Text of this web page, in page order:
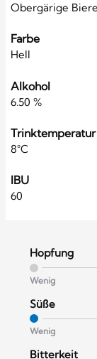
Obergärige
Farbe
Hell
Alkohol
6.50 %
Trinktemperatur
8°C
IBU
60
Hopfung
Wenig
Süße
Wenig
Bitterkeit